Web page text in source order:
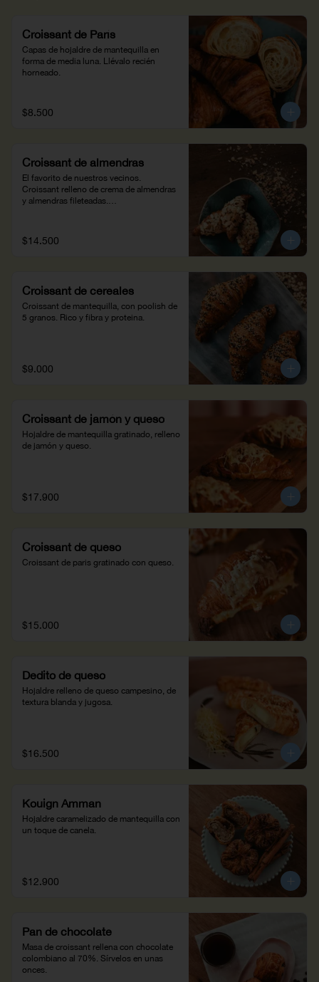
Croissant de París
Capas de hojaldre de mantequilla en
forma de media luna. Llévalo recién
horneado.
$8.500
Croissant de almendras
El favorito de nuestros vecinos.
Croissant relleno de crema de almendras
y almendras fileteadas.
$14.500
Croissant de cereales
Croissant de mantequilla, con poolish de
5 granos. Rico y fibra y proteina.
$9.000
Croissant de jamón y queso
Hojaldre de mantequilla gratinado, relleno
de jamón y queso.
$17.900
Croissant de queso
Croissant de paris gratinado con queso.
$15.000
Dedito de queso
Hojaldre relleno de queso campesino, de
textura blanda y jugosa.
$16.500
Kouign Amman
Hojaldre caramelizado de mantequilla con
un toque de canela.
$12.900
Pan de chocolate
Masa de croissant rellena con chocolate
colombiano al 70%. Sírvelos en unas
onces.